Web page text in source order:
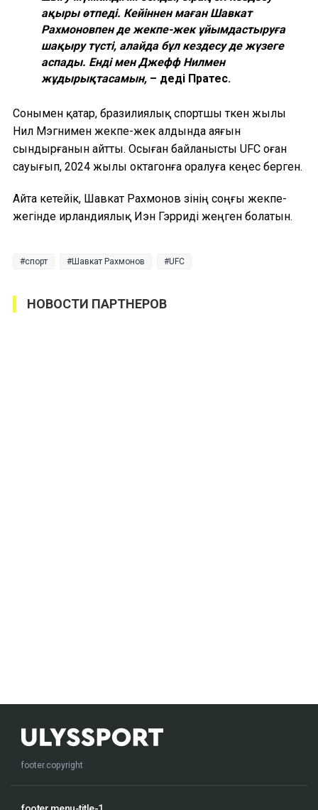
ақыры өтпеді. Кейіннен маған Шавкат
Рахмоновпен де жекпе-жек ұйымдастыруға
шақыру түсті, алайда бұл кездесу де жүзеге
аспады. Енді мен Джефф Нилмен
жұдырықтасамын, – деді Пратес.
Сонымен қатар, бразилиялық спортшы өткен жылы
Нил Мэгнимен жекпе-жек алдында аяғын
сындырғанын айтты. Осыған байланысты UFC оған
сауығып, 2024 жылы октагонға оралуға кеңес берген.
Айта кетейік, Шавкат Рахмонов өзінің соңғы жекпе-
жегінде ирландиялық Иэн Гэрриді жеңген болатын.
спорт Шавкат Рахмонов UFC
НОВОСТИ ПАРТНЕРОВ
footer.copyright